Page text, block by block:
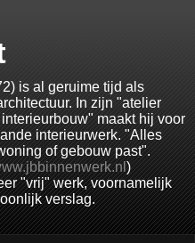
is al geruime tijd als
In zijn "atelier
maakt hij voor
interieurwerk. "Alles
of gebouw past".
)
"vrij" werk, voornamelijk
verslag.